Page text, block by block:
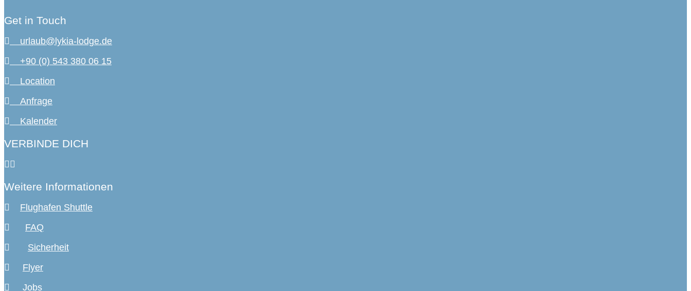
Get in Touch
urlaub@lykia-lodge.de
+90 (0) 543 380 06 15
Location
Anfrage
Kalender
VERBINDE DICH
Weitere Informationen
Flughafen Shuttle
FAQ
Sicherheit
Flyer
Jobs